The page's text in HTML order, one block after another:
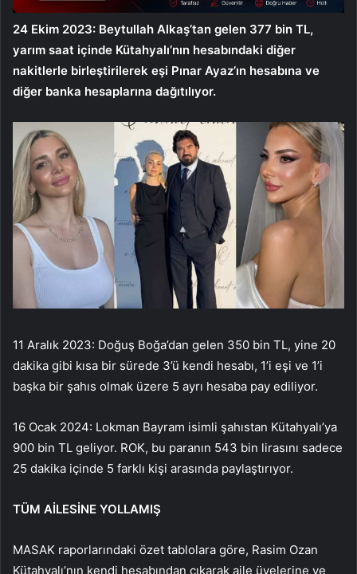
24 Ekim 2023: Beytullah Alkaş’tan gelen 377 bin TL,
yarım saat içinde Kütahyalı’nın hesabındaki diğer
nakitlerle birleştirilerek eşi Pınar Ayaz’ın hesabına ve
diğer banka hesaplarına dağıtılıyor.
11 Aralık 2023: Doğuş Boğa’dan gelen 350 bin TL, yine 20
dakika gibi kısa bir sürede 3’ü kendi hesabı, 1’i eşi ve 1’i
başka bir şahıs olmak üzere 5 ayrı hesaba pay ediliyor.
16 Ocak 2024: Lokman Bayram isimli şahıstan Kütahyalı’ya
900 bin TL geliyor. ROK, bu paranın 543 bin lirasını sadece
25 dakika içinde 5 farklı kişi arasında paylaştırıyor.
TÜM AİLESİNE YOLLAMIŞ
MASAK raporlarındaki özet tablolara göre, Rasim Ozan
Kütahyalı’nın kendi hesabından çıkarak aile üyelerine ve